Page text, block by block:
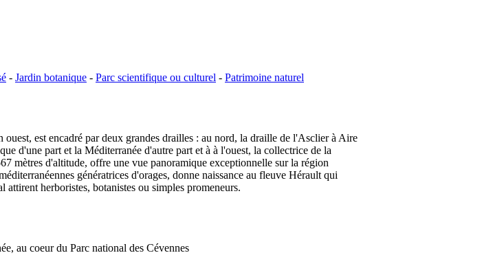
- Jardin botanique - Parc scientifique ou culturel - Patrimoine naturel
est encadré par deux grandes drailles : au nord, la draille de l'Asclier à Aire
d'une part et la Méditerranée d'autre part et à à l'ouest, la collectrice de la
mètres d'altitude, offre une vue panoramique exceptionnelle sur la région
génératrices d'orages, donne naissance au fleuve Hérault qui
herboristes, botanistes ou simples promeneurs.
au coeur du Parc national des Cévennes